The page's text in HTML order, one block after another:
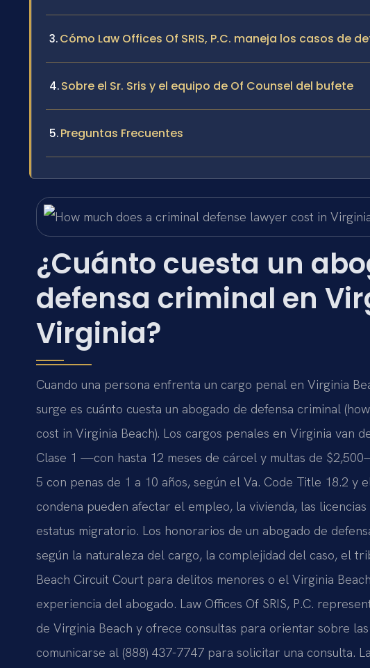
Cómo Law Offices Of SRIS, P.C. maneja los casos de
Sobre el Sr. Sris y el equipo de Of Counsel del bufete
Preguntas Frecuentes
¿Cuánto cuesta un
defensa criminal en
Virginia?
Cuando una persona enfrenta un cargo penal en Virginia
surge es cuánto cuesta un abogado de defensa criminal
cost in Virginia Beach). Los cargos penales en Virginia van
Clase 1 —con hasta 12 meses de cárcel y multas de
5 con penas de 1 a 10 años, según el Va. Code Title 18.2 y
condena pueden afectar el empleo, la vivienda, las
estatus migratorio. Los honorarios de un abogado de
según la naturaleza del cargo, la complejidad del caso, el
Beach Circuit Court para delitos menores o el Virginia
experiencia del abogado. Law Offices Of SRIS, P.C.
de Virginia Beach y ofrece consultas para orientar sobre
comunicarse al (888) 437-7747 para solicitar una consulta.